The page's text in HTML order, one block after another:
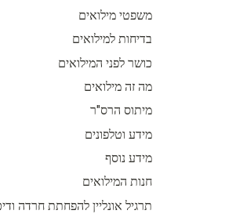
משפטי מילואים
בדיחות למילואים
כושר לפני המילואים
מה זה מילואים
מיתוס הרס"ר
מידע וטלפונים
מידע נוסף
חנות המילואים
תרגיל אונליין להפחתת חרדה